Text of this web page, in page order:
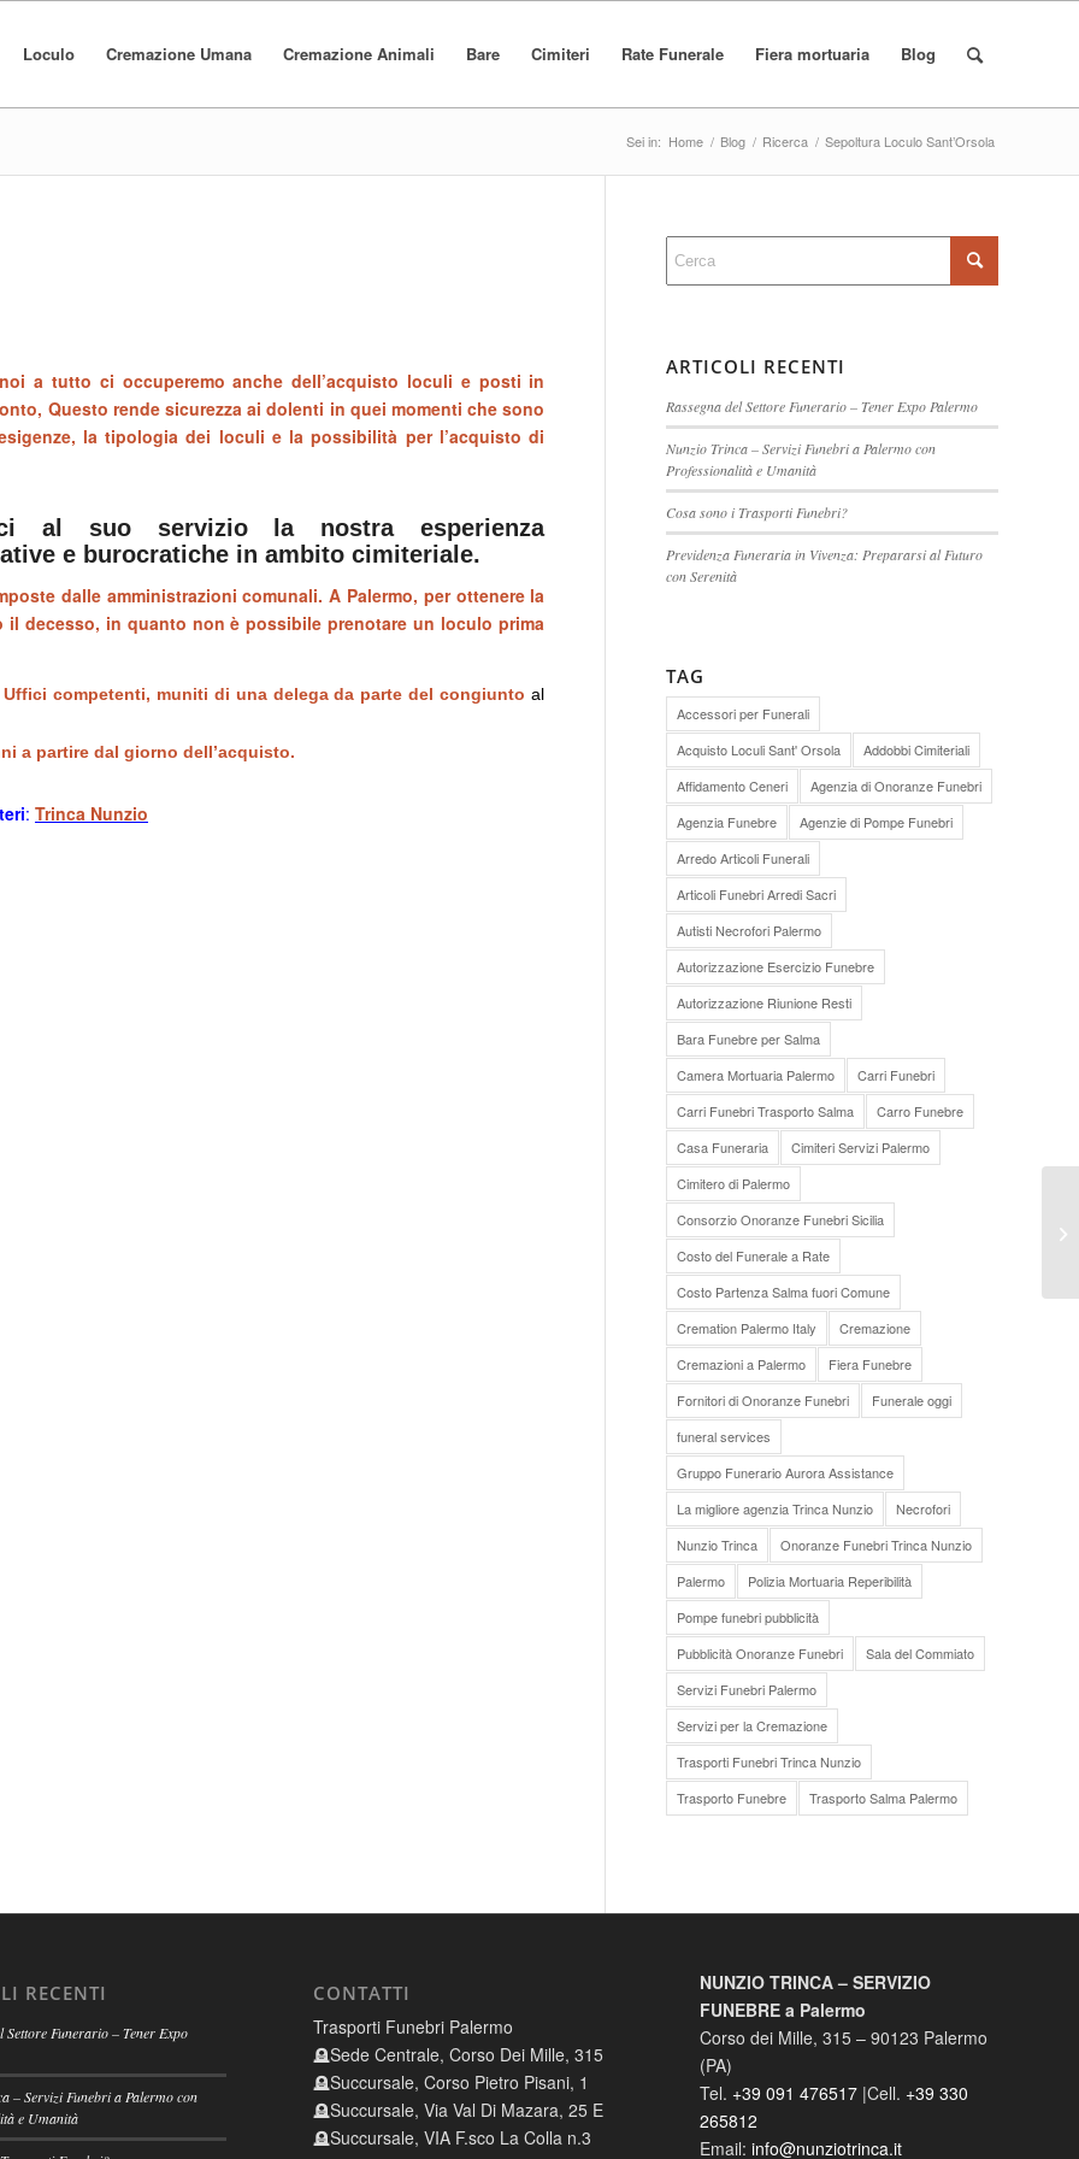
Loculo Cremazione Umana Cremazione Animali Bare Cimiteri Rate Funerale Fiera mortuaria Blog
Sei in: Home / Blog / Ricerca / Sepoltura Loculo Sant’Orsola
a tutto ci occuperemo anche dell’acquisto loculi e posti in
Questo rende sicurezza ai dolenti in quei momenti che sono
la tipologia dei loculi e la possibilità per l’acquisto di
al suo servizio la nostra esperienza
e burocratiche in ambito cimiteriale.
dalle amministrazioni comunali. A Palermo, per ottenere la
decesso, in quanto non è possibile prenotare un loculo prima
Uffici competenti, muniti di una delega da parte del congiunto al
a partire dal giorno dell’acquisto.
: Trinca Nunzio
ARTICOLI RECENTI
Rassegna del Settore Funerario – Tener Expo Palermo
Nunzio Trinca – Servizi Funebri a Palermo con
Professionalità e Umanità
Cosa sono i Trasporti Funebri?
Previdenza Funeraria in Vivenza: Prepararsi al Futuro
con Serenità
TAG
Accessori per Funerali
Acquisto Loculi Sant' Orsola
Addobbi Cimiteriali
Affidamento Ceneri
Agenzia di Onoranze Funebri
Agenzia Funebre
Agenzie di Pompe Funebri
Arredo Articoli Funerali
Articoli Funebri Arredi Sacri
Autisti Necrofori Palermo
Autorizzazione Esercizio Funebre
Autorizzazione Riunione Resti
Bara Funebre per Salma
Camera Mortuaria Palermo
Carri Funebri
Carri Funebri Trasporto Salma
Carro Funebre
Casa Funeraria
Cimiteri Servizi Palermo
Cimitero di Palermo
Consorzio Onoranze Funebri Sicilia
Costo del Funerale a Rate
Costo Partenza Salma fuori Comune
Cremation Palermo Italy
Cremazione
Cremazioni a Palermo
Fiera Funebre
Fornitori di Onoranze Funebri
Funerale oggi
funeral services
Gruppo Funerario Aurora Assistance
La migliore agenzia Trinca Nunzio
Necrofori
Nunzio Trinca
Onoranze Funebri Trinca Nunzio
Palermo
Polizia Mortuaria Reperibilità
Pompe funebri pubblicità
Pubblicità Onoranze Funebri
Sala del Commiato
Servizi Funebri Palermo
Servizi per la Cremazione
Trasporti Funebri Trinca Nunzio
Trasporto Funebre
Trasporto Salma Palermo
RECENTI
Settore Funerario – Tener Expo
– Servizi Funebri a Palermo con
e Umanità
CONTATTI
Trasporti Funebri Palermo
🪦Sede Centrale, Corso Dei Mille, 315
🪦Succursale, Corso Pietro Pisani, 1
🪦Succursale, Via Val Di Mazara, 25 E
🪦Succursale, VIA F.sco La Colla n.3
NUNZIO TRINCA – SERVIZIO
FUNEBRE a Palermo
Corso dei Mille, 315 – 90123 Palermo
(PA)
Tel. +39 091 476517|Cell. +39 330
265812
Email: info@nunziotrinca.it